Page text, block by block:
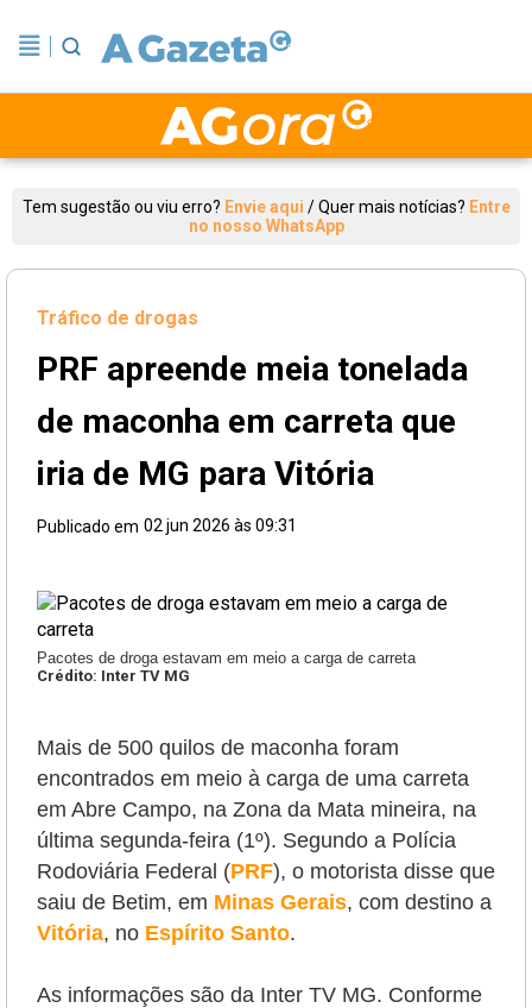
Tem sugestão ou viu erro? Envie aqui /Quer mais notícias? Entre
no nosso WhatsApp
Tráfico de drogas
PRF apreende meia tonelada
de maconha em carreta que
iria de MG para Vitória
Publicado em 02 jun 2026 às 09:31
Pacotes de droga estavam em meio a carga de carreta
Crédito: Inter TV MG
Mais de 500 quilos de maconha foram
encontrados em meio à carga de uma carreta
em Abre Campo, na Zona da Mata mineira, na
última segunda-feira (1º). Segundo a Polícia
Rodoviária Federal (PRF), o motorista disse que
saiu de Betim, em Minas Gerais, com destino a
Vitória, no Espírito Santo.
As informações são da Inter TV MG. Conforme